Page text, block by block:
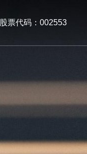
股票代码：002553